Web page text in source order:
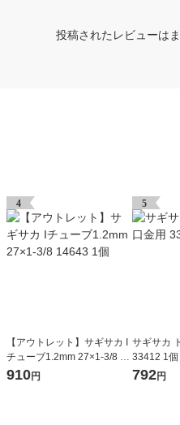
投稿されたレビューは
4
【アウトレット】サギサカ I
チューブ1.2mm 27×1-3/8 14
643 1個
910円
5
サギサカ
33412 1個
792円